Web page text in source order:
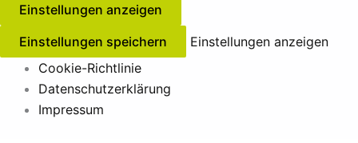
Einstellungen anzeigen
Einstellungen speichern
Einstellungen anzeigen
Cookie-Richtlinie
Datenschutzerklärung
Impressum